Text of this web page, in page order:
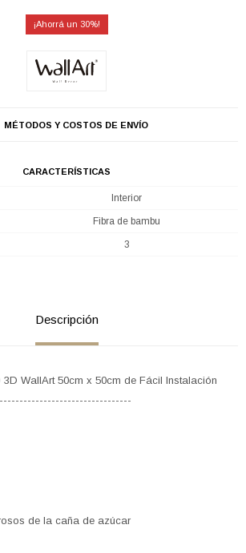
30
MÉTODOS Y COSTOS DE ENVÍO
CARACTERÍSTICAS
Interior
Fibra de bambu
3
Descripción
3D WallArt 50cm x 50cm de Fácil Instalación
de la caña de azúcar